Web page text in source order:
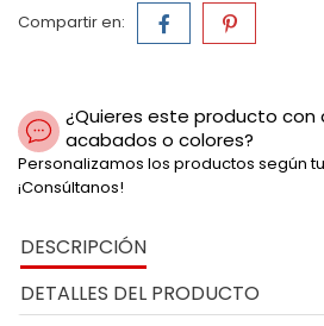
Compartir en:
¿Quieres este producto
acabados o colores?
Personalizamos los productos según
¡Consúltanos!
DESCRIPCIÓN
DETALLES DEL PRODUCTO